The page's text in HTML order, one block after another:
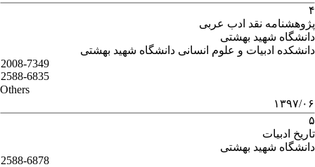
۴
پژوهشنامه نقد ادب عربی
دانشگاه شهید بهشتی
دانشکده ادبیات و علوم انسانی دانشگاه شهید بهشتی
2008-7349
2588-6835
Others
۱۳۹۷/۰۶
۵
تاریخ ادبیات
دانشگاه شهید بهشتی
2588-6878